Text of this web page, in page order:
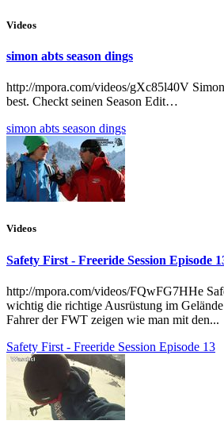
Videos
simon abts season dings
http://mpora.com/videos/gXc85l40V
best. Checkt seinen Season Edit…
simon abts season dings
Videos
Safety First - Freeride Session Episode
http://mpora.com/videos/FQwFG7HHe
wichtig die richtige Ausrüstung im
Fahrer der FWT zeigen wie man mit den...
Safety First - Freeride Session Episode 13